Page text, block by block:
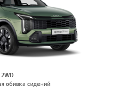
обивка сидений